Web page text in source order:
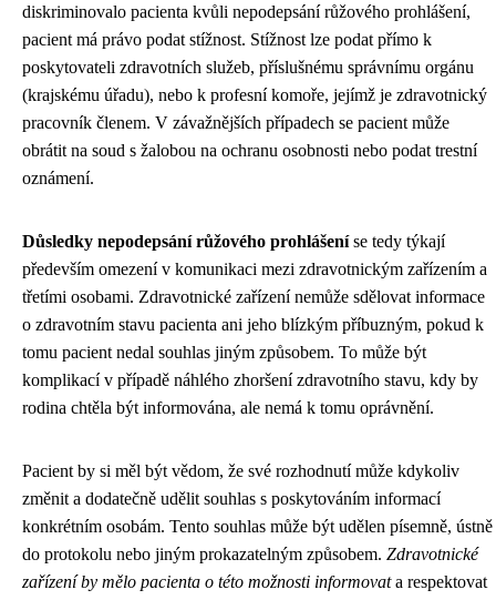
diskriminovalo pacienta kvůli nepodepsání růžového prohlášení,
pacient má právo podat stížnost. Stížnost lze podat přímo k
poskytovateli zdravotních služeb, příslušnému správnímu orgánu
(krajskému úřadu), nebo k profesní komoře, jejímž je zdravotnický
pracovník členem. V závažnějších případech se pacient může
obrátit na soud s žalobou na ochranu osobnosti nebo podat trestní
oznámení.
Důsledky nepodepsání růžového prohlášeníse tedy týkají
především omezení v komunikaci mezi zdravotnickým zařízením a
třetími osobami. Zdravotnické zařízení nemůže sdělovat informace
o zdravotním stavu pacienta ani jeho blízkým příbuzným, pokud k
tomu pacient nedal souhlas jiným způsobem. To může být
komplikací v případě náhlého zhoršení zdravotního stavu, kdy by
rodina chtěla být informována, ale nemá k tomu oprávnění.
Pacient by si měl být vědom, že své rozhodnutí může kdykoliv
změnit a dodatečně udělit souhlas s poskytováním informací
konkrétním osobám. Tento souhlas může být udělen písemně, ústně
do protokolu nebo jiným prokazatelným způsobem. Zdravotnické
zařízení by mělo pacienta o této možnosti informovata respektovat